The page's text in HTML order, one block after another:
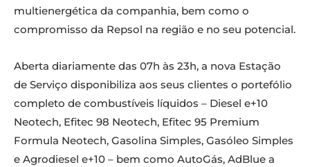
multienergética da companhia, bem como o
compromisso da Repsol na região e no seu potencial.
Aberta diariamente das 07h às 23h, a nova Estação
de Serviço disponibiliza aos seus clientes o portefólio
completo de combustíveis líquidos – Diesel e+10
Neotech, Efitec 98 Neotech, Efitec 95 Premium
Formula Neotech, Gasolina Simples, Gasóleo Simples
e Agrodiesel e+10 – bem como AutoGás, AdBlue a